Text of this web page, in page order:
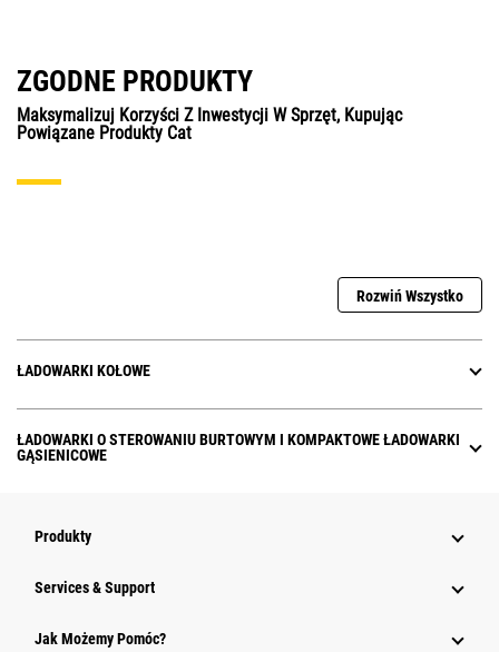
ZGODNE PRODUKTY
Maksymalizuj Korzyści Z Inwestycji W Sprzęt, Kupując
Powiązane Produkty Cat
Rozwiń Wszystko
ŁADOWARKI KOŁOWE
ŁADOWARKI O STEROWANIU BURTOWYM I KOMPAKTOWE ŁADOWARKI
GĄSIENICOWE
Produkty
Services & Support
Jak Możemy Pomóc?